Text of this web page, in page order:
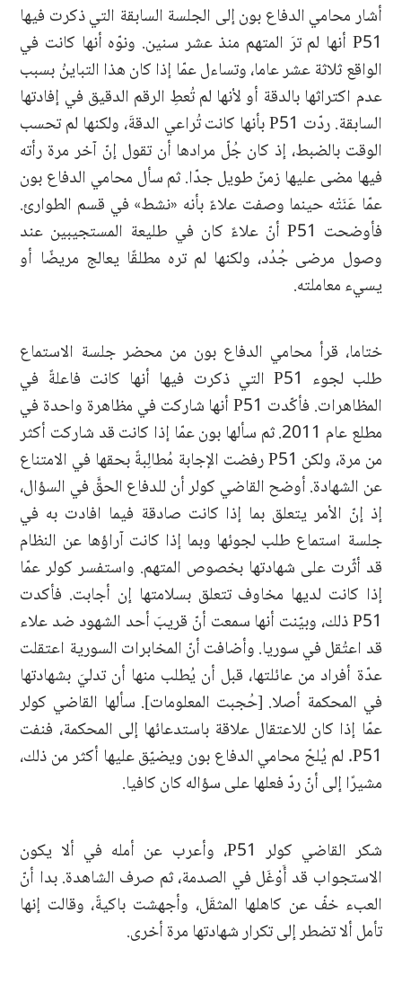
أشار محامي الدفاع بون إلى الجلسة السابقة التي ذكرت فيها
P51 أنها لم ترَ المتهم منذ عشر سنين. ونوّه أنها كانت في
الواقع ثلاثة عشر عاما، وتساءل عمّا إذا كان هذا التباينُ بسبب
عدم اكتراثها بالدقة أو لأنها لم تُعطِ الرقم الدقيق في إفادتها
السابقة. ردّت P51 بأنها كانت تُراعي الدقةَ، ولكنها لم تحسب
الوقت بالضبط، إذ كان جُلّ مرادها أن تقول إنّ آخر مرة رأته
فيها مضى عليها زمنٌ طويل جدّا. ثم سأل محامي الدفاع بون
عمّا عَنَتْه حينما وصفت علاءً بأنه «نشط» في قسم الطوارئ.
فأوضحت P51 أنّ علاءً كان في طليعة المستجيبين عند
وصول مرضى جُدُد، ولكنها لم تره مطلقًا يعالج مريضًا أو
يسيء معاملته.
ختاما، قرأ محامي الدفاع بون من محضر جلسة الاستماع
طلب لجوء P51 التي ذكرت فيها أنها كانت فاعلةً في
المظاهرات. فأكّدت P51 أنها شاركت في مظاهرة واحدة في
مطلع عام 2011. ثم سألها بون عمّا إذا كانت قد شاركت أكثر
من مرة، ولكن P51 رفضت الإجابة مُطالِبةً بحقها في الامتناع
عن الشهادة. أوضح القاضي كولر أن للدفاع الحقَّ في السؤال،
إذ إنّ الأمر يتعلق بما إذا كانت صادقة فيما افادت به في
جلسة استماع طلب لجوئها وبما إذا كانت آراؤها عن النظام
قد أثّرت على شهادتها بخصوص المتهم. واستفسر كولر عمّا
إذا كانت لديها مخاوف تتعلق بسلامتها إن أجابت. فأكدت
P51 ذلك، وبيّنت أنها سمعت أنّ قريبَ أحد الشهود ضد علاء
قد اعتُقل في سوريا. وأضافت أنّ المخابرات السورية اعتقلت
عدّة أفراد من عائلتها، قبل أن يُطلب منها أن تدليَ بشهادتها
في المحكمة أصلا. [حُجبت المعلومات]. سألها القاضي كولر
عمّا إذا كان للاعتقال علاقة باستدعائها إلى المحكمة، فنفت
P51. لم يُلحّ محامي الدفاع بون ويضيّق عليها أكثر من ذلك،
مشيرًا إلى أنّ ردّ فعلها على سؤاله كان كافيا.
شكر القاضي كولر P51، وأعرب عن أمله في ألا يكون
الاستجواب قد أَوْغَل في الصدمة، ثم صرف الشاهدة. بدا أنّ
العبء خفّ عن كاهلها المثقَل، وأجهشت باكيةً، وقالت إنها
تأمل ألا تضطر إلى تكرار شهادتها مرة أخرى.